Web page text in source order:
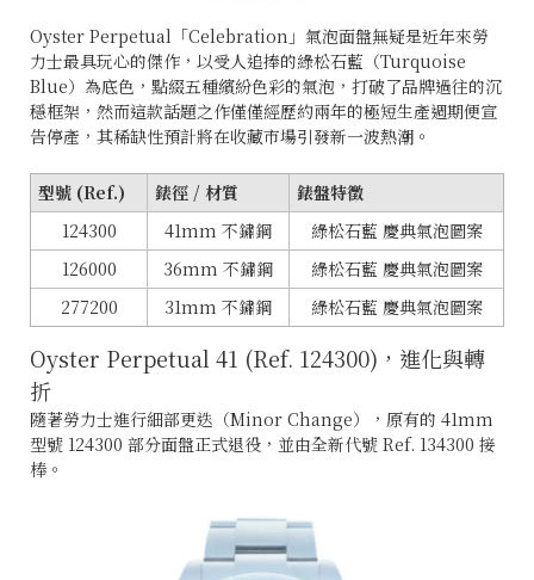
Oyster Perpetual「Celebration」氣泡面盤無疑是近年來勞
力士最具玩心的傑作，以受人追捧的綠松石藍（Turquoise
Blue）為底色，點綴五種繽紛色彩的氣泡，打破了品牌過往的沉
穩框架，然而這款話題之作僅僅經歷約兩年的極短生產週期便宣
告停產，其稀缺性預計將在收藏市場引發新一波熱潮。
型號 (Ref.) 錶徑 / 材質
錶盤特徵
124300
41mm 不鏽鋼
綠松石藍 慶典氣泡圖案
126000
36mm 不鏽鋼
綠松石藍 慶典氣泡圖案
277200
31mm 不鏽鋼 綠松石藍 慶典氣泡圖案
Oyster Perpetual 41 (Ref. 124300)，進化與轉
折
隨著勞力士進行細部更迭（Minor Change），原有的 41mm
型號 124300 部分面盤正式退役，並由全新代號 Ref. 134300 接
棒。